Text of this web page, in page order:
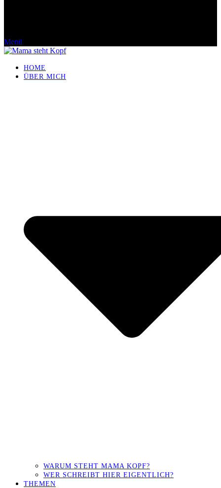
Menü
HOME
ÜBER MICH
WARUM STEHT MAMA KOPF?
WER SCHREIBT HIER EIGENTLICH?
THEMEN